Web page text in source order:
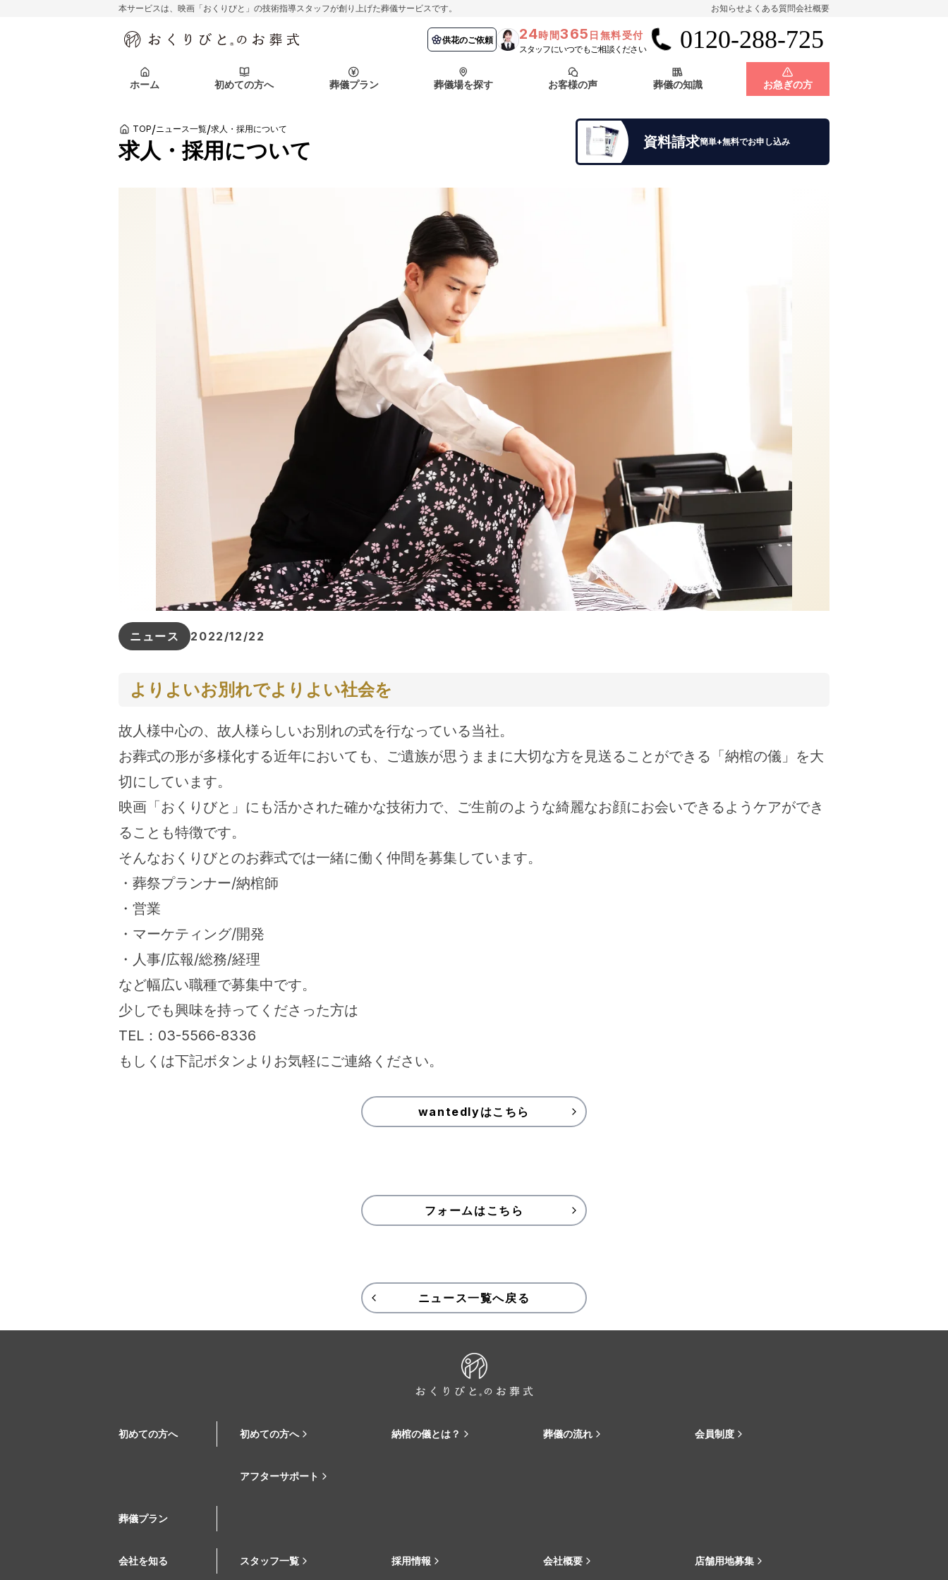
本サービスは、映画「おくりびと」の技術指導スタッフが創り上げた葬儀サービスです。 お知らせよくある質問会社概要
供花のご依頼 24時間365 日無料受付
スタッフにいつでもご相談ください 0120-288-725
ホーム 初めての方へ
初めての方へ 初めての方へ 葬儀の流れ
会社を知る 採用情報
葬儀プラン 葬儀場を探す
関東エリア 東京都
北海道エリア
お客様の声
お客様の声 ご葬儀事例 よくある質問
葬儀の知識
葬儀の知識 葬儀の知識
お急ぎの方
初めての方へ 初めての方へ 納棺の儀とは？ 葬儀の流れ 会員制度
会社を知る スタッフ一覧 会社概要
関東エリア 東京都 埼玉県 千葉県 神奈川県
北海道エリア 札幌市
お客様の声 ご葬儀事例 お客様の声 よくある質問
葬儀の知識 葬儀の知識 供花のご依頼
TOP/ニュース一覧/求人・採用について
求人・採用について 資料請求簡単+無料でお申し込み
ニュース 2022/12/22
よりよいお別れでよりよい社会を
故人様中心の、故人様らしいお別れの式を行なっている当社。
お葬式の形が多様化する近年においても、ご遺族が思うままに大切な方を見送ることができる「納棺の儀」を大
切にしています。
映画「おくりびと」にも活かされた確かな技術力で、ご生前のような綺麗なお顔にお会いできるようケアができ
ることも特徴です。
そんなおくりびとのお葬式では一緒に働く仲間を募集しています。
・葬祭プランナー/納棺師
・営業
・マーケティング/開発
・人事/広報/総務/経理
など幅広い職種で募集中です。
少しでも興味を持ってくださった方は
TEL：03-5566-8336
もしくは下記ボタンよりお気軽にご連絡ください。
wantedlyはこちら
フォームはこちら
ニュース一覧へ戻る
初めての方へ 初めての方へ 納棺の儀とは？ 葬儀の流れ 会員制度
アフターサポート
葬儀プラン
会社を知る スタッフ一覧 採用情報 会社概要 店舗用地募集